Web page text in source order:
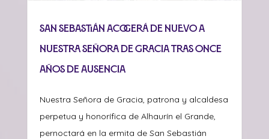
San Sebastián acogerá de nuevo a
Nuestra Señora de Gracia tras once
años de ausencia
Nuestra Señora de Gracia, patrona y alcaldesa
perpetua y honorífica de Alhaurín el Grande,
pernoctará en la ermita de San Sebastián